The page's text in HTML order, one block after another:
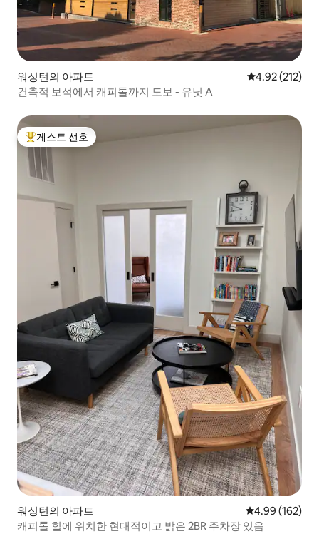
워싱턴의 아파트 평점 4.92점(5
4.92 (212)
건축적 보석에서 캐피톨까지 도보 - 유닛 A
상위 게스트 선호
게스트 선호
워싱턴의 아파트 평점 4.99점(5
4.99 (162)
캐피톨 힐에 위치한 현대적이고 밝은 2BR 주차장 있음